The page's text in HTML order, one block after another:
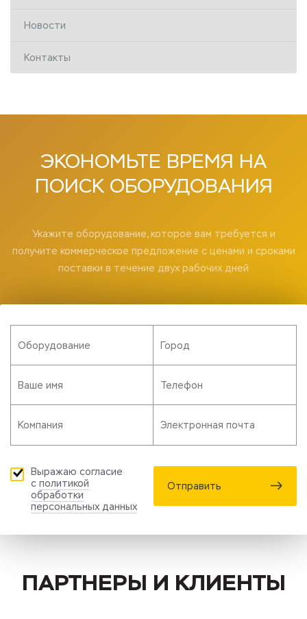
Новости
Контакты
ЭКОНОМЬТЕ ВРЕМЯ НА
ПОИСК ОБОРУДОВАНИЯ
Укажите оборудование, которое вам требуется и
получите коммерческое предложение с ценами и сроками
поставки в течение двух рабочих дней
Выражаю согласие
с политикой
обработки
персональных данных
Отправить
ПАРТНЕРЫ И КЛИЕНТЫ